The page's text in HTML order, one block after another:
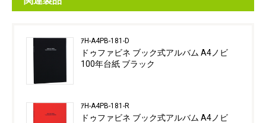
ｱH-A4PB-181-D
ドゥファビネ ブック式アルバム A4ノビ
100年台紙 ブラック
ｱH-A4PB-181-R
ドゥファビネ ブック式アルバム A4ノビ